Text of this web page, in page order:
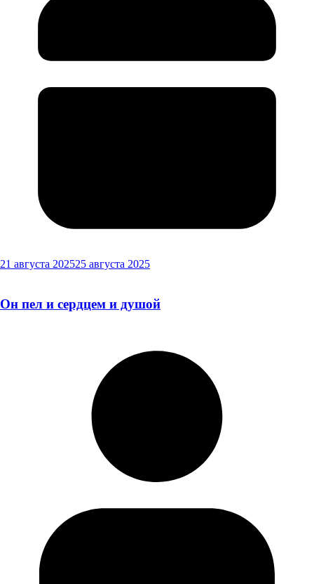
21 августа 202525 августа 2025
Он пел и сердцем и душой